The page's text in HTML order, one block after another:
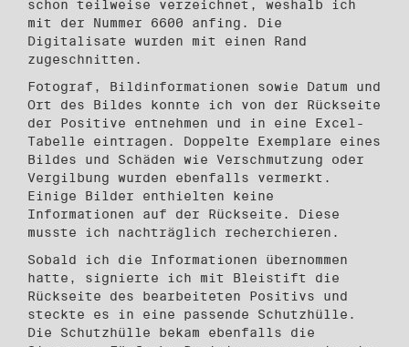
schon teilweise verzeichnet, weshalb ich
mit der Nummer 6600 anfing. Die
Digitalisate wurden mit einen Rand
zugeschnitten.
Fotograf, Bildinformationen sowie Datum und
Ort des Bildes konnte ich von der Rückseite
der Positive entnehmen und in eine Excel-
Tabelle eintragen. Doppelte Exemplare eines
Bildes und Schäden wie Verschmutzung oder
Vergilbung wurden ebenfalls vermerkt.
Einige Bilder enthielten keine
Informationen auf der Rückseite. Diese
musste ich nachträglich recherchieren.
Sobald ich die Informationen übernommen
hatte, signierte ich mit Bleistift die
Rück­seite des bearbeiteten Positivs und
steckte es in eine passende Schutzhülle.
Die Schutzhülle bekam ebenfalls die